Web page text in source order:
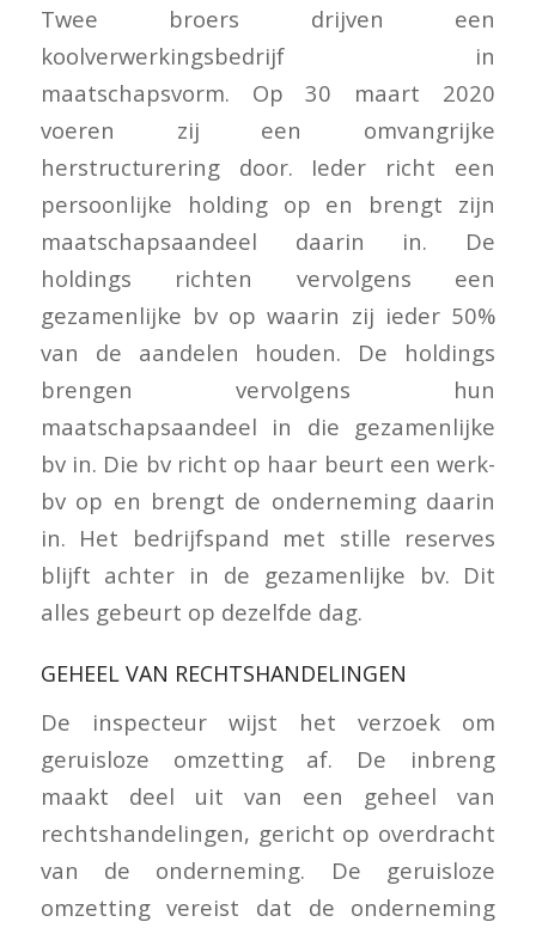
Twee broers drijven een
koolverwerkingsbedrijf in
maatschapsvorm. Op 30 maart 2020
voeren zij een omvangrijke
herstructurering door. Ieder richt een
persoonlijke holding op en brengt zijn
maatschapsaandeel daarin in. De
holdings richten vervolgens een
gezamenlijke bv op waarin zij ieder 50%
van de aandelen houden. De holdings
brengen vervolgens hun
maatschapsaandeel in die gezamenlijke
bv in. Die bv richt op haar beurt een werk-
bv op en brengt de onderneming daarin
in. Het bedrijfspand met stille reserves
blijft achter in de gezamenlijke bv. Dit
alles gebeurt op dezelfde dag.
GEHEEL VAN RECHTSHANDELINGEN
De inspecteur wijst het verzoek om
geruisloze omzetting af. De inbreng
maakt deel uit van een geheel van
rechtshandelingen, gericht op overdracht
van de onderneming. De geruisloze
omzetting vereist dat de onderneming